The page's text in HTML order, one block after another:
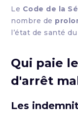
Le Code de la
nombre de
l’état de santé
Qui paie
d'arrêt
Les